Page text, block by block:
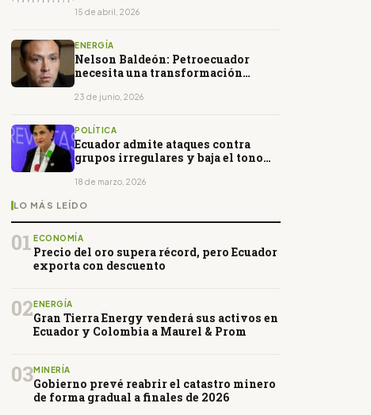
15 de abril, 2026
ENERGÍA
Nelson Baldeón: Petroecuador
necesita una transformación
competitividad
23 de junio, 2026
POLÍTICA
Ecuador admite ataques contra
grupos irregulares y baja el tono
18 de marzo, 2026
LO MÁS LEÍDO
01 ECONOMÍA
Precio del oro supera récord, pero Ecuador
exporta con descuento
02 ENERGÍA
Gran Tierra Energy venderá sus activos en
Ecuador y Colombia a Maurel & Prom
03MINERÍA
Gobierno prevé reabrir el catastro minero
de forma gradual a finales de 2026